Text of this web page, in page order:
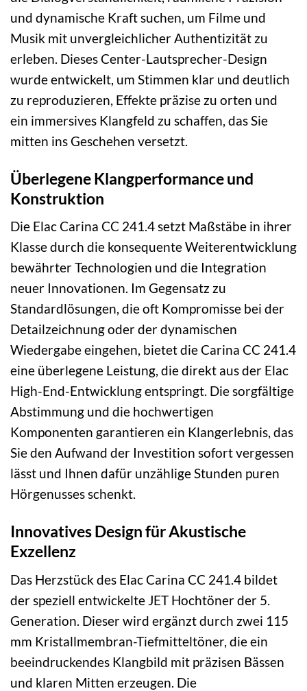
und dynamische Kraft suchen, um Filme und
Musik mit unvergleichlicher Authentizität zu
erleben. Dieses Center-Lautsprecher-Design
wurde entwickelt, um Stimmen klar und deutlich
zu reproduzieren, Effekte präzise zu orten und
ein immersives Klangfeld zu schaffen, das Sie
mitten ins Geschehen versetzt.
Überlegene Klangperformance und
Konstruktion
Die Elac Carina CC 241.4 setzt Maßstäbe in ihrer
Klasse durch die konsequente Weiterentwicklung
bewährter Technologien und die Integration
neuer Innovationen. Im Gegensatz zu
Standardlösungen, die oft Kompromisse bei der
Detailzeichnung oder der dynamischen
Wiedergabe eingehen, bietet die Carina CC 241.4
eine überlegene Leistung, die direkt aus der Elac
High-End-Entwicklung entspringt. Die sorgfältige
Abstimmung und die hochwertigen
Komponenten garantieren ein Klangerlebnis, das
Sie den Aufwand der Investition sofort vergessen
lässt und Ihnen dafür unzählige Stunden puren
Hörgenusses schenkt.
Innovatives Design für Akustische
Exzellenz
Das Herzstück des Elac Carina CC 241.4 bildet
der speziell entwickelte JET Hochtöner der 5.
Generation. Dieser wird ergänzt durch zwei 115
mm Kristallmembran-Tiefmitteltöner, die ein
beeindruckendes Klangbild mit präzisen Bässen
und klaren Mitten erzeugen. Die